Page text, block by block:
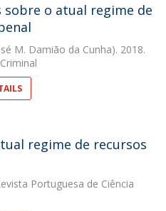
sobre o atual regime de
M. Damião da Cunha). 2018.
regime de recursos
Portuguesa de Ciência